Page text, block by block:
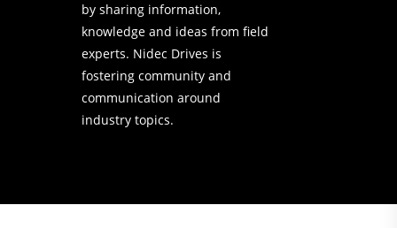
by sharing information,
knowledge and ideas from field
experts. Nidec Drives is
fostering community and
communication around
industry topics.